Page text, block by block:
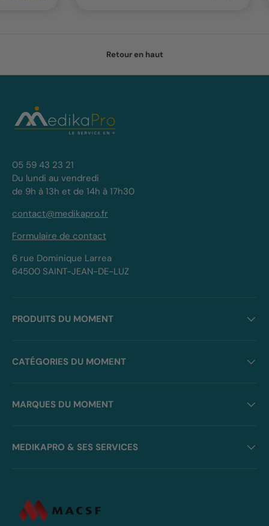
Retour en haut
05 59 43 23 21
Du lundi au vendredi
de 9h à 13h et de 14h à 17h30
contact@medikapro.fr
Formulaire de contact
6 rue Dominique Larrea
64500 SAINT-JEAN-DE-LUZ
PRODUITS DU MOMENT
CATÉGORIES DU MOMENT
MARQUES DU MOMENT
MEDIKAPRO & SES SERVICES